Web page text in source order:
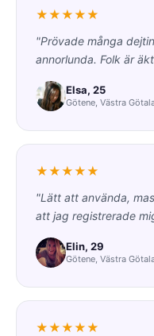
★★★★★
"Prövade många
annorlunda. Folk är
Elsa, 25
Götene, Västra
★★★★★
"Lätt att använda,
att jag registrerade
Elin, 29
Götene, Västra
★★★★★